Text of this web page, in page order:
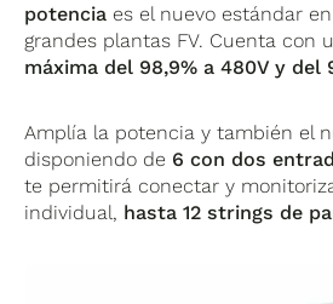
potencia es el nuevo estándar
grandes plantas FV. Cuenta con
máxima del 98,9% a 480V y del
Amplía la potencia y también el
disponiendo de 6 con dos
te permitirá conectar y
individual, hasta 12 strings de